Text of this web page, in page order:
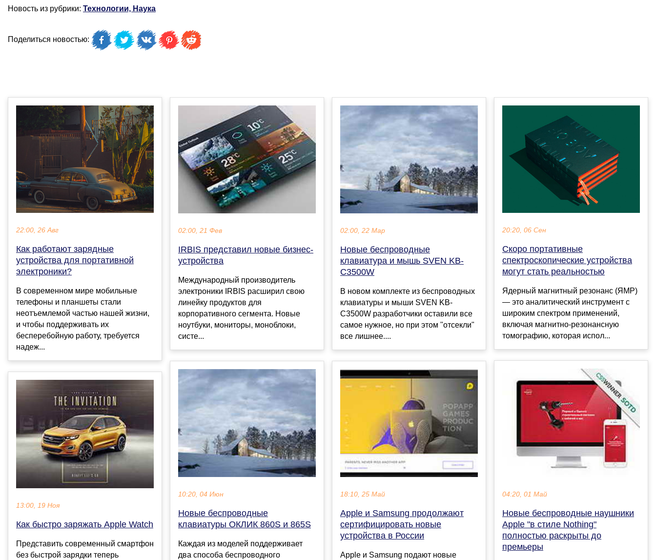
Новость из рубрики: Технологии, Наука
Поделиться новостью:
22:00, 26 Авг
Как работают зарядные
устройства для портативной
электроники?
В современном мире мобильные
телефоны и планшеты стали
неотъемлемой частью нашей жизни,
и чтобы поддерживать их
бесперебойную работу, требуется
надеж...
13:00, 19 Ноя
Как быстро заряжать Apple Watch
Представить современный смартфон
без быстрой зарядки теперь
02:00, 21 Фев
IRBIS представил новые бизнес-
устройства
Международный производитель
электроники IRBIS расширил свою
линейку продуктов для
корпоративного сегмента. Новые
ноутбуки, мониторы, моноблоки,
систе...
10:20, 04 Июн
Новые беспроводные
клавиатуры ОКЛИК 860S и 865S
Каждая из моделей поддерживает
два способа беспроводного
02:00, 22 Мар
Новые беспроводные
клавиатура и мышь SVEN KB-
C3500W
В новом комплекте из беспроводных
клавиатуры и мыши SVEN KB-
C3500W разработчики оставили все
самое нужное, но при этом "отсекли"
все лишнее....
18:10, 25 Май
Apple и Samsung продолжают
сертифицировать новые
устройства в России
Apple и Samsung подают новые
20:20, 06 Сен
Скоро портативные
спектроскопические устройства
могут стать реальностью
Ядерный магнитный резонанс (ЯМР)
— это аналитический инструмент с
широким спектром применений,
включая магнитно-резонансную
томографию, которая испол...
04:20, 01 Май
Новые беспроводные наушники
Apple "в стиле Nothing"
полностью раскрыты до
премьеры